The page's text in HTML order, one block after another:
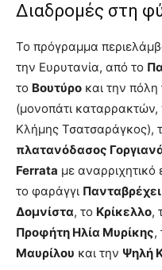
Διαδρομές στη
Το πρόγραμμα
την Ευρυτανία, από το
το Βουτύρο και την
(μονοπάτι καταρρακτών,
Κλήμης Τσατσαράγκος),
πλατανόδασος
Ferrata με αναρριχητικό
το φαράγγι Πανταβρέχει
Δομνίστα, το Κρίκελλο,
Προφήτη Ηλία Μυρίκης,
Μαυρίλου και την Ψηλή